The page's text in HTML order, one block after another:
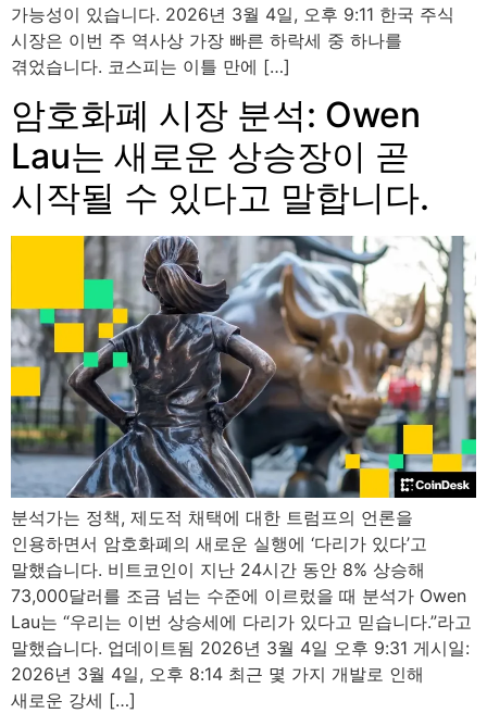
가능성이 있습니다. 2026년 3월 4일, 오후 9:11 한국 주식
시장은 이번 주 역사상 가장 빠른 하락세 중 하나를
겪었습니다. 코스피는 이틀 만에 […]
암호화폐 시장 분석: Owen
Lau는 새로운 상승장이 곧
시작될 수 있다고 말합니다.
분석가는 정책, 제도적 채택에 대한 트럼프의 언론을
인용하면서 암호화폐의 새로운 실행에 ‘다리가 있다’고
말했습니다. 비트코인이 지난 24시간 동안 8% 상승해
73,000달러를 조금 넘는 수준에 이르렀을 때 분석가 Owen
Lau는 “우리는 이번 상승세에 다리가 있다고 믿습니다.”라고
말했습니다. 업데이트됨 2026년 3월 4일 오후 9:31 게시일:
2026년 3월 4일, 오후 8:14 최근 몇 가지 개발로 인해
새로운 강세 […]